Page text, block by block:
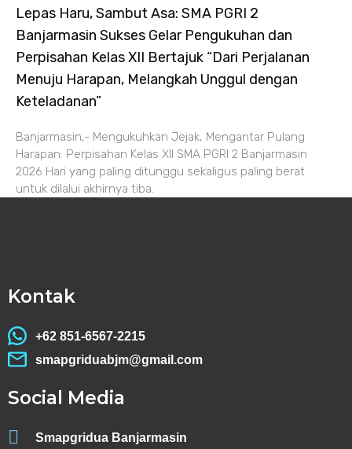
Lepas Haru, Sambut Asa: SMA PGRI 2
Banjarmasin Sukses Gelar Pengukuhan dan
Perpisahan Kelas XII Bertajuk “Dari Perjalanan
Menuju Harapan, Melangkah Unggul dengan
Keteladanan”
Banjarmasin,- Mengukuhkan Jejak, Mengantar Pulang
Harapan: Perpisahan Kelas XII SMA PGRI 2 Banjarmasin
2026 Hari yang paling ditunggu sekaligus paling berat
untuk dilalui akhirnya tiba.
Kontak
+62 851-6567-2215
smapgriduabjm@gmail.com
Social Media
Smapgridua Banjarmasin